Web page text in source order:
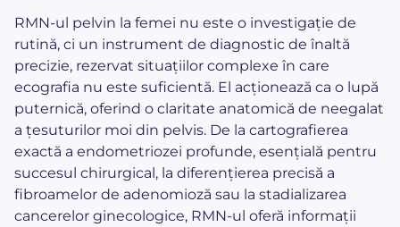
RMN-ul pelvin la femei nu este o investigație de
rutină, ci un instrument de diagnostic de înaltă
precizie, rezervat situațiilor complexe în care
ecografia nu este suficientă. El acționează ca o lupă
puternică, oferind o claritate anatomică de neegalat
a țesuturilor moi din pelvis. De la cartografierea
exactă a endometriozei profunde, esențială pentru
succesul chirurgical, la diferențierea precisă a
fibroamelor de adenomioză sau la stadializarea
cancerelor ginecologice, RMN-ul oferă informații